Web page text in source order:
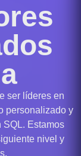
ser líderes en
personalizado y
SQL. Estamos
nivel y